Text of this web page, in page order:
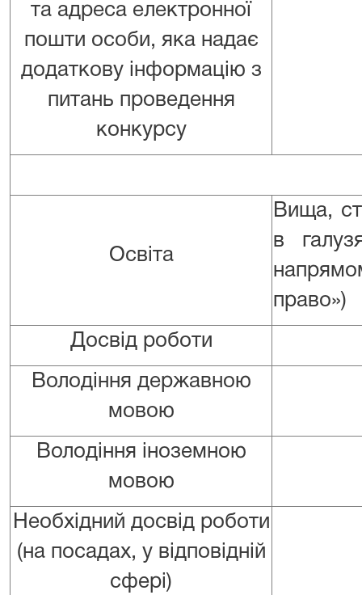
та адреса електронної
пошти особи, яка надає
додаткову інформацію з
питань проведення
конкурсу
Освіта
Вища,
в
право»)
Досвід роботи
Володіння державною
мовою
Володіння іноземною
мовою
Необхідний досвід роботи
(на посадах, у відповідній
сфері)